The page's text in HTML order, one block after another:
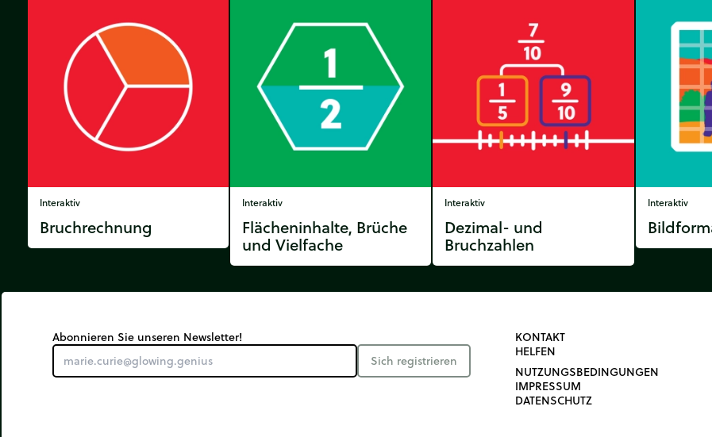
Interaktiv
Bruchrechnung
Interaktiv
Flächeninhalte, Brüche
und Vielfache
Interaktiv
Dezimal- und
Bruchzahlen
Interaktiv
Abonnieren Sie unseren Newsletter!
Sich registrieren
KONTAKT
HELFEN
NUTZUNGSBEDINGUNGEN
IMPRESSUM
DATENSCHUTZ